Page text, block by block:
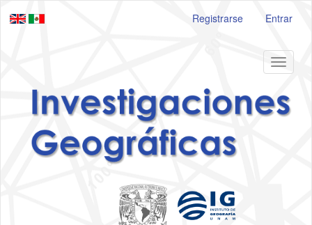
principal
Registrarse Entrar
Toggle